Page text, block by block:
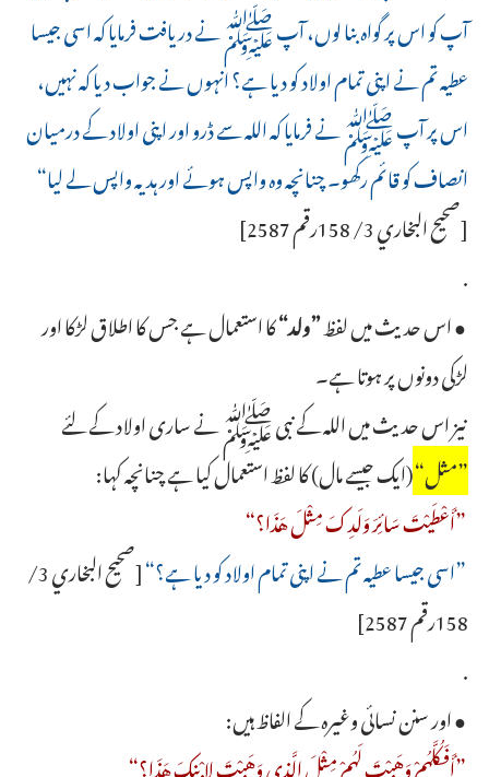
آپ کو اس پر گواہ بنا لوں، آپ ﷺ نے دریافت فرمایا کہ اسی جیسا
عطیہ تم نے اپنی تمام اولاد کو دیا ہے؟ انہوں نے جواب دیا کہ نہیں،
اس پر آپ ﷺ نے فرمایا کہ اللہ سے ڈرو اور اپنی اولاد کے درمیان
انصاف کو قائم رکھو۔ چنانچہ وہ واپس ہوئے اور ہدیہ واپس لے لیا“
[صحيح البخاري 3/ 158رقم 2587]
.
● اس حدیث میں لفظ”ولد“کا استعمال ہے جس کا اطلاق لڑکا اور
لڑکی دونوں پر ہوتا ہے۔
نیز اس حدیث میں اللہ کے نبی ﷺ نے ساری اولاد کے لئے
”مثل“(ایک جیسے مال) کا لفظ استعمال کیا ہے چنانچہ کہا:
”أَعْطَيْتَ سَائِرَ وَلَدِكَ مِثْلَ هَذَا؟“
”اسی جیسا عطیہ تم نے اپنی تمام اولاد کو دیا ہے؟“
[صحيح البخاري 3/
158رقم 2587]
.
● اور سنن نسائی وغیرہ کے الفاظ ہیں:
”‌أَفَكُلَّهُمْ ‌وَهَبْتَ ‌لَهُمْ ‌مِثْلَ ‌الَّذِي وَهَبْتَ لِابْنِكَ هَذَا؟“